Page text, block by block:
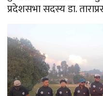
प्रदेशसभा सदस्य डा.